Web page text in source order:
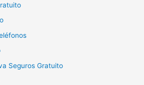
Seguros Gratuito